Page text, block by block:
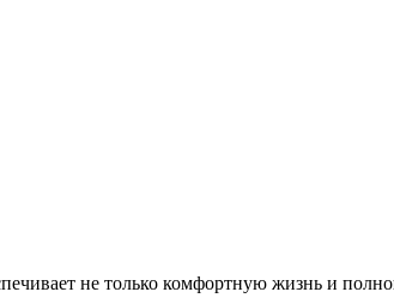
не только комфортную жизнь и